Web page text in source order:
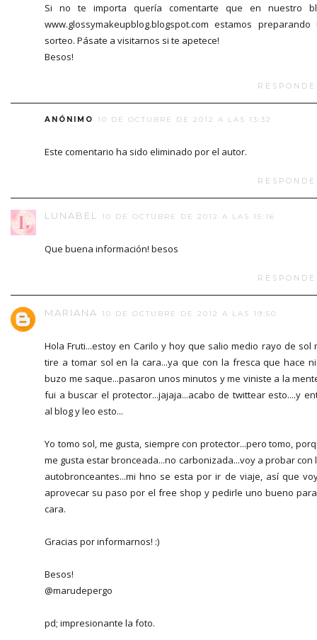
Si no te importa quería comentarte que en nuestro
www.glossymakeupblog.blogspot.com estamos preparando
sorteo. Pásate a visitarnos si te apetece!
Besos!
ANÓNIMO 10 DE OCTUBRE DE 2012 A LAS 13:32
Este comentario ha sido eliminado por el autor.
LUNABEL 10 DE OCTUBRE DE 2012 A LAS 15:16
Que buena información! besos
MARIANA 10 DE OCTUBRE DE 2012 A LAS 19:50
Hola Fruti...estoy en Carilo y hoy que salio medio rayo de sol
tire a tomar sol en la cara...ya que con la fresca que hace
buzo me saque...pasaron unos minutos y me viniste a la
fui a buscar el protector...jajaja...acabo de twittear esto....y
al blog y leo esto...
Yo tomo sol, me gusta, siempre con protector...pero tomo,
me gusta estar bronceada...no carbonizada...voy a probar con
autobronceantes...mi hno se esta por ir de viaje, así que
aprovecar su paso por el free shop y pedirle uno bueno
cara.
Gracias por informarnos! :)
Besos!
@marudepergo
pd; impresionante la foto.